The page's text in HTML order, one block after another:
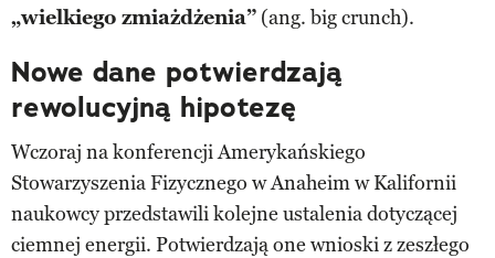
„wielkiego zmiażdżenia” (ang. big crunch).
Nowe dane potwierdzają
rewolucyjną hipotezę
Wczoraj na konferencji Amerykańskiego
Stowarzyszenia Fizycznego w Anaheim w Kalifornii
naukowcy przedstawili kolejne ustalenia dotyczącej
ciemnej energii. Potwierdzają one wnioski z zeszłego